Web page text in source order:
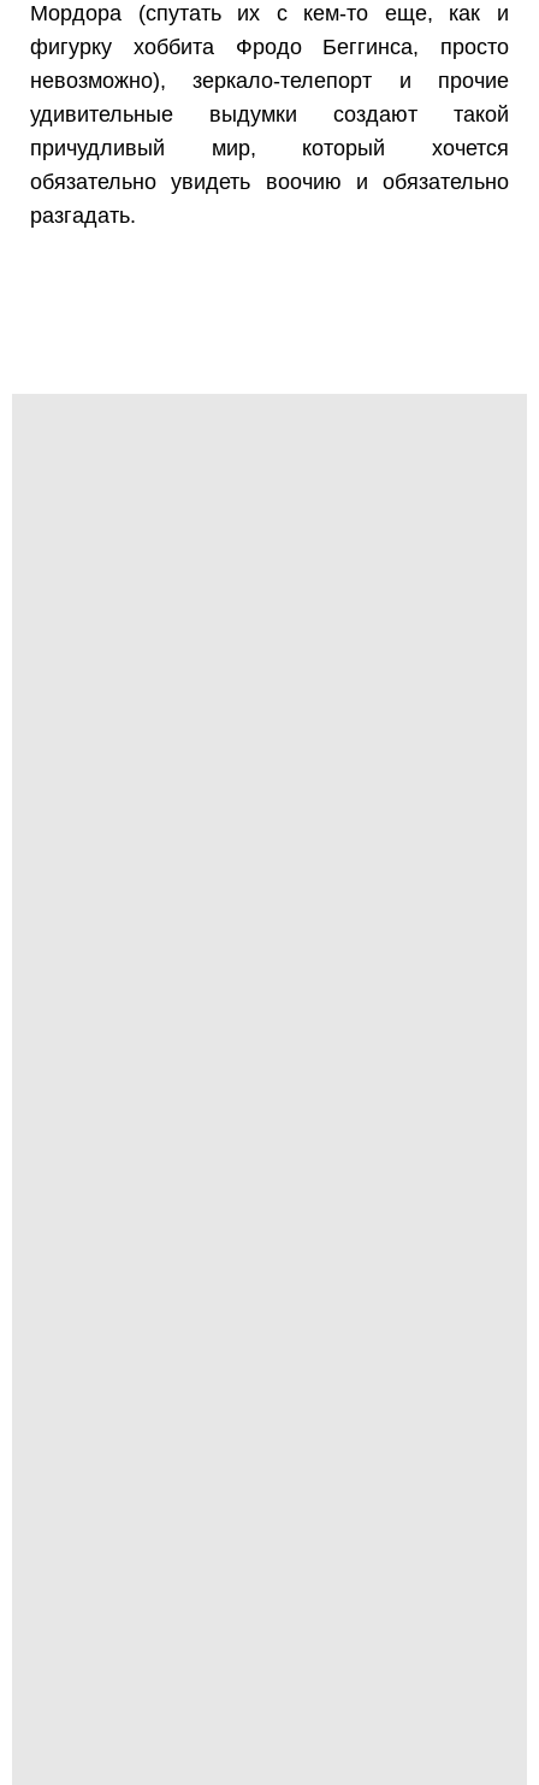
Мордора (спутать их с кем-то еще, как и
фигурку хоббита Фродо Беггинса, просто
невозможно), зеркало-телепорт и прочие
удивительные выдумки создают такой
причудливый мир, который хочется
обязательно увидеть воочию и обязательно
разгадать.